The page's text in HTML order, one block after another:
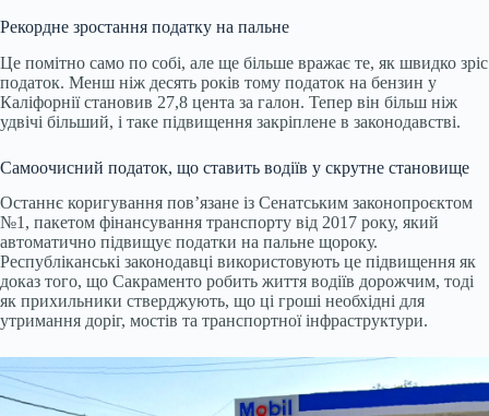
Рекордне зростання податку на пальне
Це помітно само по собі, але ще більше вражає те, як швидко зріс
податок. Менш ніж десять років тому податок на бензин у
Каліфорнії становив 27,8 цента за галон. Тепер він більш ніж
удвічі більший, і таке підвищення закріплене в законодавстві.
Самоочисний податок, що ставить водіїв у скрутне становище
Останнє коригування пов’язане із Сенатським законопроєктом
№1, пакетом фінансування транспорту від 2017 року, який
автоматично підвищує податки на пальне щороку.
Республіканські законодавці використовують це підвищення як
доказ того, що Сакраменто робить життя водіїв дорожчим, тоді
як прихильники стверджують, що ці гроші необхідні для
утримання доріг, мостів та транспортної інфраструктури.